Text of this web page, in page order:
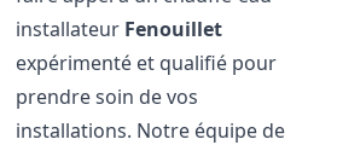
installateur Fenouillet
expérimenté et qualifié pour
prendre soin de vos
installations. Notre équipe de